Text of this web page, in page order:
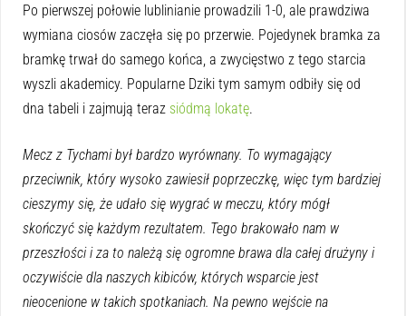
Po pierwszej połowie lublinianie prowadzili 1-0, ale prawdziwa
wymiana ciosów zaczęła się po przerwie. Pojedynek bramka za
bramkę trwał do samego końca, a zwycięstwo z tego starcia
wyszli akademicy. Popularne Dziki tym samym odbiły się od
dna tabeli i zajmują teraz siódmą lokatę.
Mecz z Tychami był bardzo wyrównany. To wymagający
przeciwnik, który wysoko zawiesił poprzeczkę, więc tym bardziej
cieszymy się, że udało się wygrać w meczu, który mógł
skończyć się każdym rezultatem. Tego brakowało nam w
przeszłości i za to należą się ogromne brawa dla całej drużyny i
oczywiście dla naszych kibiców, których wsparcie jest
nieocenione w takich spotkaniach. Na pewno wejście na